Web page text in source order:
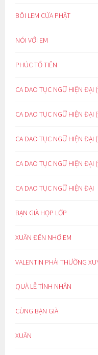
BÔI LEM CỬA PHẬT
NÓI VỚI EM
PHÚC TỔ TIÊN
CA DAO TỤC NGỮ HIỆN ĐẠI
CA DAO TỤC NGỮ HIỆN ĐẠI
CA DAO TỤC NGỮ HIỆN ĐẠI
CA DAO TỤC NGỮ HIỆN ĐẠI
CA DAO TỤC NGỮ HIỆN ĐẠI
BẠN GIÀ HỌP LỚP
XUÂN ĐẾN NHỚ EM
VALENTIN PHẢI THƯỜNG
QUÀ LỄ TÌNH NHÂN
CÙNG BẠN GIÀ
XUÂN